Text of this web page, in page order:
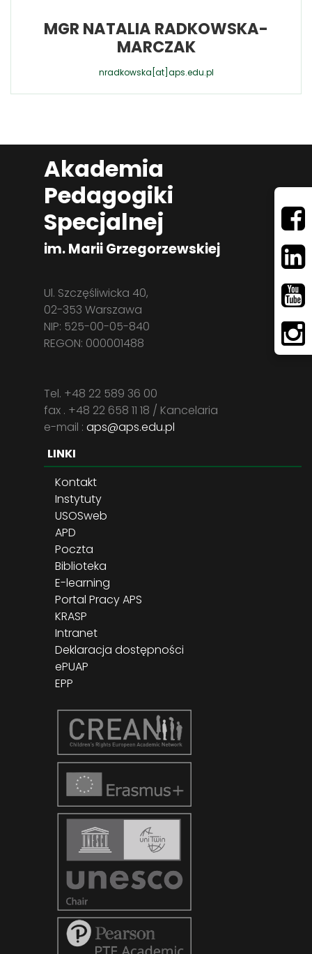
MGR NATALIA RADKOWSKA-
MARCZAK
nradkowska[at]aps.edu.pl
Akademia
Pedagogiki
Specjalnej
im. Marii Grzegorzewskiej
Ul. Szczęśliwicka 40,
02-353 Warszawa
NIP: 525-00-05-840
REGON: 000001488
Tel. +48 22 589 36 00
fax . +48 22 658 11 18 / Kancelaria
e-mail : aps@aps.edu.pl
LINKI
Kontakt
Instytuty
USOSweb
APD
Poczta
Biblioteka
E-learning
Portal Pracy APS
KRASP
Intranet
Deklaracja dostępności
ePUAP
EPP